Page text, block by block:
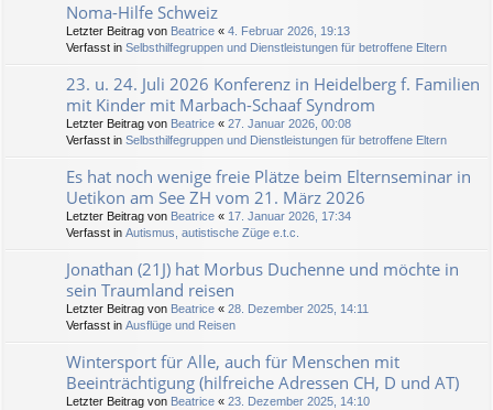
Noma-Hilfe Schweiz
Letzter Beitrag von Beatrice « 4. Februar 2026, 19:13
Verfasst in Selbsthilfegruppen und Dienstleistungen für betroffene Eltern
23. u. 24. Juli 2026 Konferenz in Heidelberg f. Familien
mit Kinder mit Marbach-Schaaf Syndrom
Letzter Beitrag von Beatrice « 27. Januar 2026, 00:08
Verfasst in Selbsthilfegruppen und Dienstleistungen für betroffene Eltern
Es hat noch wenige freie Plätze beim Elternseminar in
Uetikon am See ZH vom 21. März 2026
Letzter Beitrag von Beatrice « 17. Januar 2026, 17:34
Verfasst in Autismus, autistische Züge e.t.c.
Jonathan (21J) hat Morbus Duchenne und möchte in
sein Traumland reisen
Letzter Beitrag von Beatrice « 28. Dezember 2025, 14:11
Verfasst in Ausflüge und Reisen
Wintersport für Alle, auch für Menschen mit
Beeinträchtigung (hilfreiche Adressen CH, D und AT)
Letzter Beitrag von Beatrice « 23. Dezember 2025, 14:10